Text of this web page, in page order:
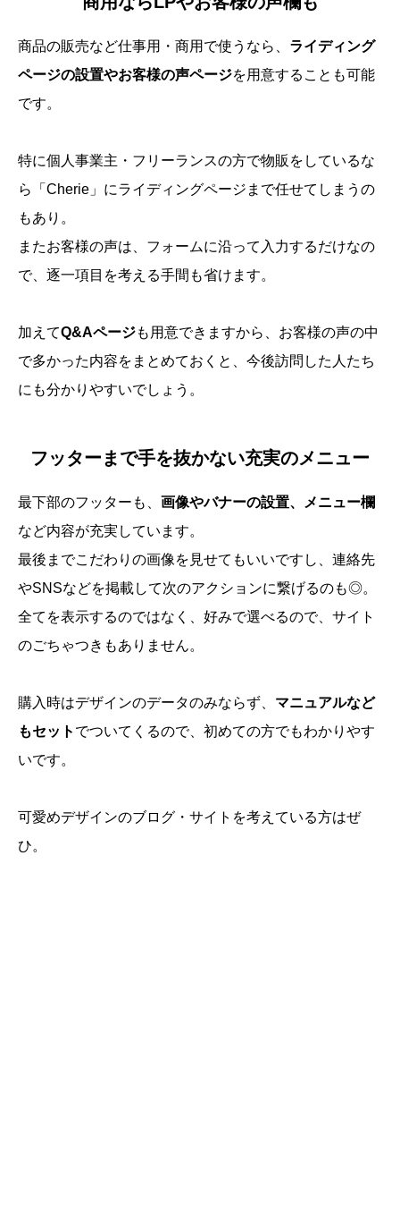
商品の販売など仕事用・商用で使うなら、 ライディング
ページの設置やお客様の声ページを用意することも可能
です。
特に個人事業主・フリーランスの方で物販をしているな
ら「Cherie」にライディングページまで任せてしまうの
もあり。
またお客様の声は、フォームに沿って入力するだけなの
で、逐一項目を考える手間も省けます。
加えてQ&Aページも用意できますから、お客様の声の中
で多かった内容をまとめておくと、今後訪問した人たち
にも分かりやすいでしょう。
フッターまで手を抜かない充実のメニュー
最下部のフッターも、 画像やバナーの設置、メニュー欄
など内容が充実しています。
最後までこだわりの画像を見せてもいいですし、連絡先
やSNSなどを掲載して次のアクションに繋げるのも◎。
全てを表示するのではなく、好みで選べるので、サイト
のごちゃつきもありません。
購入時はデザインのデータのみならず、 マニュアルなど
もセット でついてくるので、初めての方でもわかりやす
いです。
可愛めデザインのブログ・サイトを考えている方はぜ
ひ。